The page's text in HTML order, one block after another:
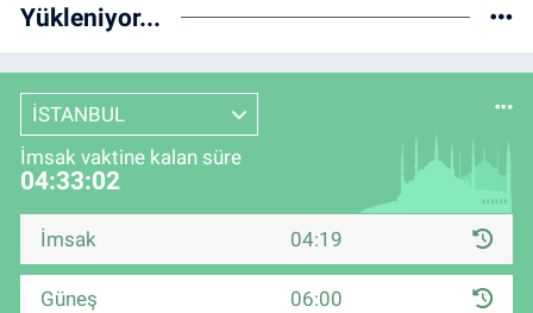
Yükleniyor...
İSTANBUL
İmsak vaktine kalan süre
04:33:02
İmsak 04:19
Güneş 06:00